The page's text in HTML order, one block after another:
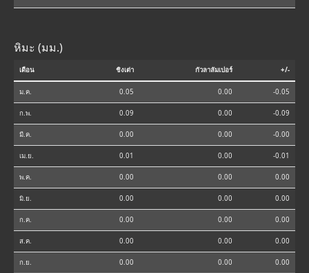
หิมะ (มม.)
เดือน ชิงเต่า กัวลาลัมเปอร์ +/-
ม.ค. 0.05 0.00 -0.05
ก.พ. 0.09 0.00 -0.09
มี.ค. 0.00 0.00 -0.00
เม.ย. 0.01 0.00 -0.01
พ.ค. 0.00 0.00 0.00
มิ.ย. 0.00 0.00 0.00
ก.ค. 0.00 0.00 0.00
ส.ค. 0.00 0.00 0.00
ก.ย. 0.00 0.00 0.00